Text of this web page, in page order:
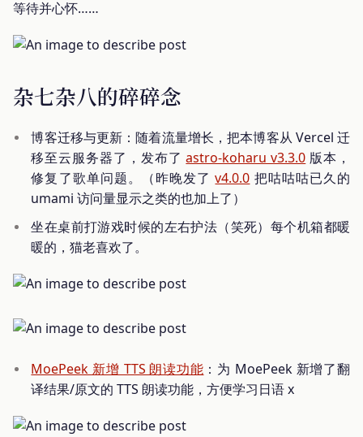
等待并心怀……
杂七杂八的碎碎念
博客迁移与更新：随着流量增长，把本博客从 Vercel 迁
移至云服务器了，发布了astro-koharu v3.3.0 版本，
修复了歌单问题。（昨晚发了v4.0.0 把咕咕咕已久的
umami 访问量显示之类的也加上了）
坐在桌前打游戏时候的左右护法（笑死）每个机箱都暖
暖的，猫老喜欢了。
MoePeek 新增 TTS 朗读功能 ：为 MoePeek 新增了翻
译结果/原文的 TTS 朗读功能，方便学习日语 x